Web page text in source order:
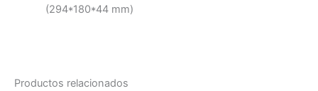
(294*180*44 mm)
Productos relacionados